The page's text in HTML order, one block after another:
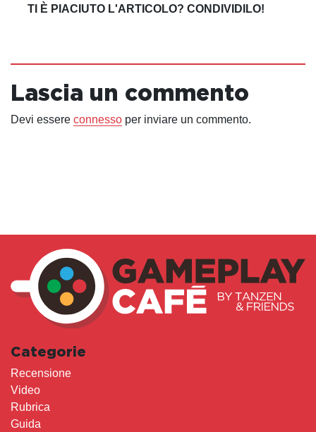
TI È PIACIUTO L'ARTICOLO? CONDIVIDILO!
Lascia un commento
Devi essere connesso per inviare un commento.
Categorie
Recensione
Video
Rubrica
Guida